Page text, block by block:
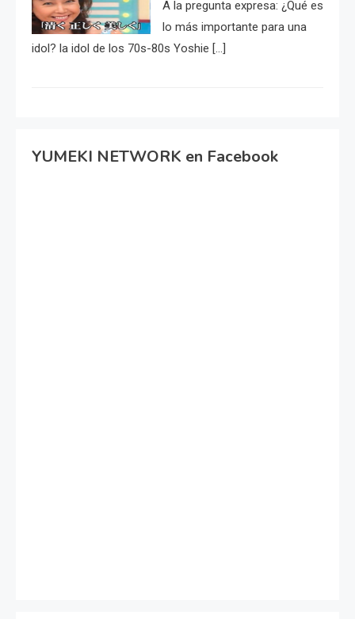
A la pregunta expresa: ¿Qué es
lo más importante para una
idol? la idol de los 70s-80s Yoshie […]
YUMEKI NETWORK en Facebook